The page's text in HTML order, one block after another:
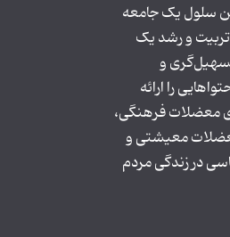
سلول یک جامعه
و رشد یک
و
را ارائه
معضلات فرهنگی،
معیشتی و
در زندگی مردم